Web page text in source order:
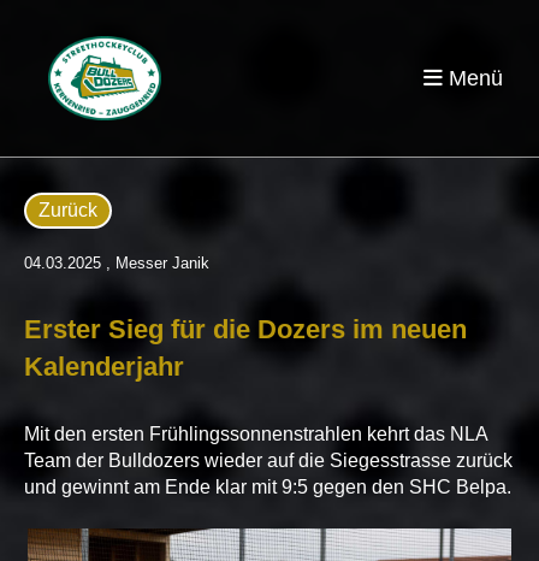
Menü
Zurück
04.03.2025 , Messer Janik
Erster Sieg für die Dozers im neuen
Kalenderjahr
Mit den ersten Frühlingssonnenstrahlen kehrt das NLA
Team der Bulldozers wieder auf die Siegesstrasse zurück
und gewinnt am Ende klar mit 9:5 gegen den SHC Belpa.